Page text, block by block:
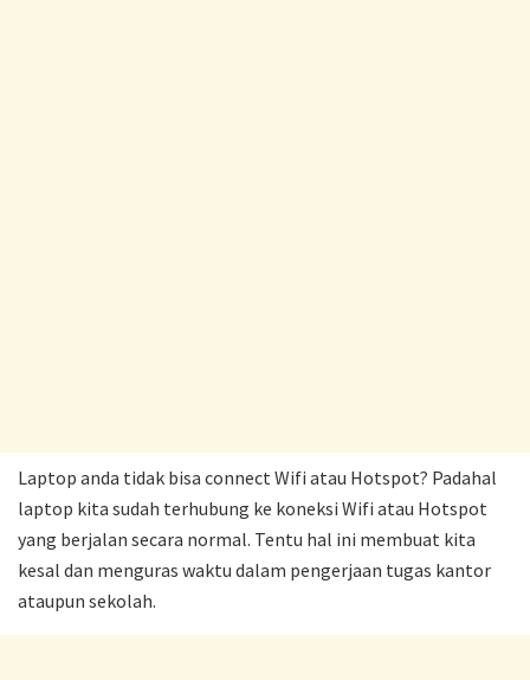
Laptop anda tidak bisa connect Wifi atau Hotspot? Padahal
laptop kita sudah terhubung ke koneksi Wifi atau Hotspot
yang berjalan secara normal. Tentu hal ini membuat kita
kesal dan menguras waktu dalam pengerjaan tugas kantor
ataupun sekolah.